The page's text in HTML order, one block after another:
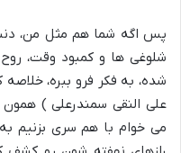
پس اگه شما هم مثل من،
شلوغی ها و کمبود وقت،
شده، به فکر فرو ببره،
علی النقی سمندرعلی ) همون
می خوام با هم سری بزنیم